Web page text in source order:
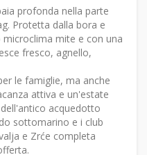
profonda nella parte
Protetta dalla bora e
mite e con una
fresco, agnello,
le famiglie, ma anche
attiva e un'estate
acquedotto
sottomarino e i club
e Zrće completa